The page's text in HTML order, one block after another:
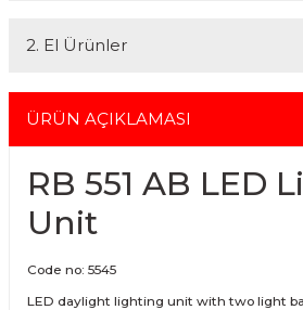
Detaylı bilgi ve seçenekler için lütfen
tercih edebilirsiniz. Bu hizmet sayesinde,
arayabilirsiniz.
2. El Ürünler
2.el ürünlerimiz, 6 ay garanti süresiyle
ürünlerinizi aldığınız tarihten itibaren
fazla bilgi alabilirsiniz. Güvenli alışveriş ve
yanınızdayız.
ÜRÜN AÇIKLAMASI
RB 551 AB LED
Unit
Code no: 5545
LED daylight lighting unit with two light